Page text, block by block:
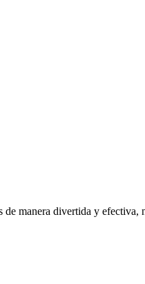
manera divertida y efectiva,